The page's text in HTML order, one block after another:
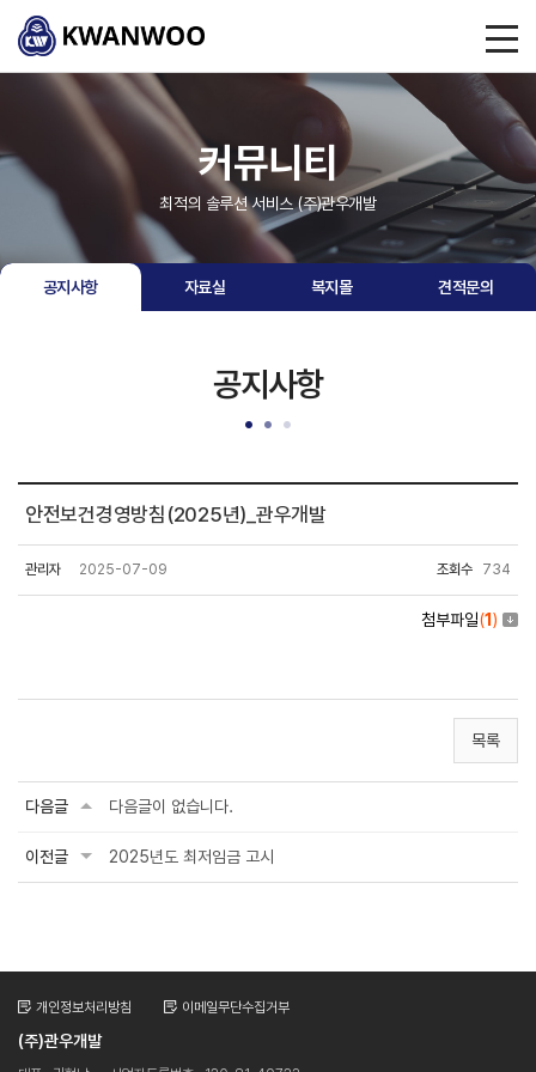
커뮤니티
최적의 솔루션 서비스 (주)관우개발
공지사항 자료실 복지몰 견적문의
공지사항
안전보건경영방침(2025년)_관우개발
관리자 2025-07-09 조회수 734
첨부파일(1 )
목록
다음글 다음글이 없습니다.
이전글 2025년도 최저임금 고시
개인정보처리방침 이메일무단수집거부
(주)관우개발